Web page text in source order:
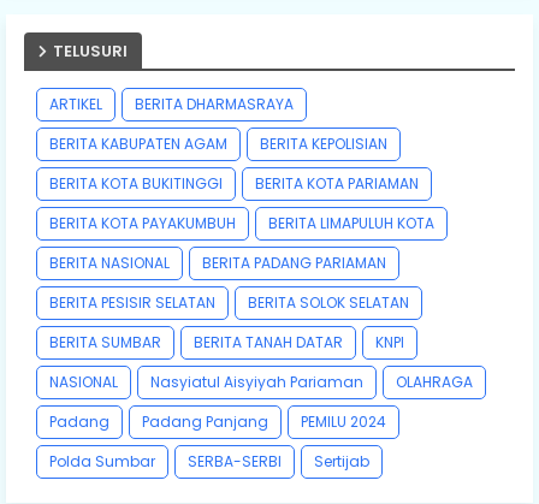
TELUSURI
ARTIKEL
BERITA DHARMASRAYA
BERITA KABUPATEN AGAM
BERITA KEPOLISIAN
BERITA KOTA BUKITINGGI
BERITA KOTA PARIAMAN
BERITA KOTA PAYAKUMBUH
BERITA LIMAPULUH KOTA
BERITA NASIONAL
BERITA PADANG PARIAMAN
BERITA PESISIR SELATAN
BERITA SOLOK SELATAN
BERITA SUMBAR
BERITA TANAH DATAR
KNPI
NASIONAL
Nasyiatul Aisyiyah Pariaman
OLAHRAGA
Padang
Padang Panjang
PEMILU 2024
Polda Sumbar
SERBA-SERBI Sertijab